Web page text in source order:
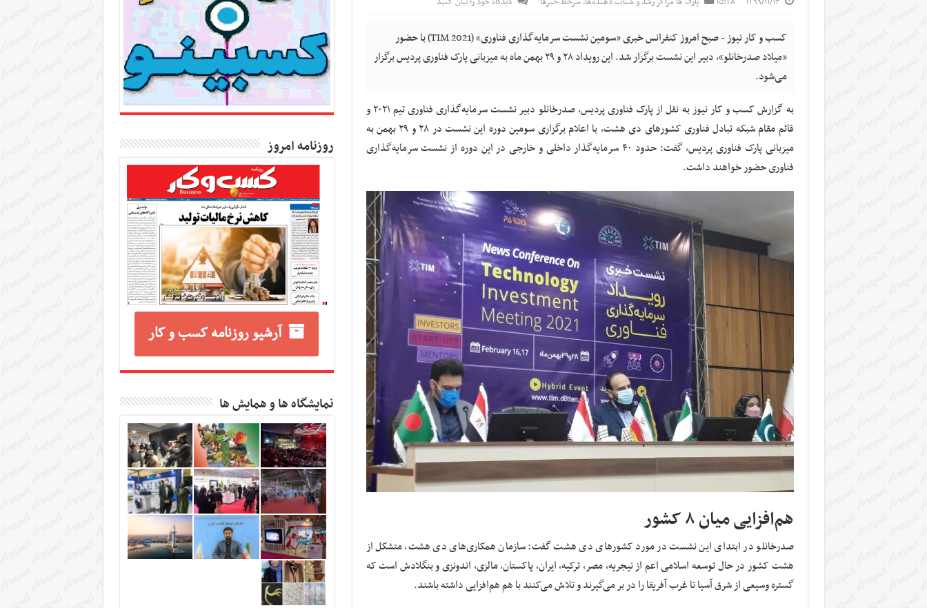
کسب و کار نیوز - صبح امروز کنفرانس خبری «سومین نشست سرمایه‌گذاری فناوری» (TIM 2021) با حضور
«میلاد صدرخانلو»، دبیر این نشست برگزار شد. این رویداد ۲۸ و ۲۹ بهمن ماه به میزبانی پارک فناوری پردیس برگزار
می‌شود.
به گزارش کسب و کار نیوز به نقل از پارک فناوری پردیس، صدرخانلو دبیر نشست سرمایه‌گذاری فناوری تیم ۲۰۲۱ و
قائم مقام شبکه تبادل فناوری کشورهای دی هشت، با اعلام برگزاری سومین دوره این نشست در ۲۸ و ۲۹ بهمن به
میزبانی پارک فناوری پردیس، گفت: حدود ۴۰ سرمایه‌گذار داخلی و خارجی در این دوره از نشست سرمایه‌گذاری
فناوری حضور خواهند داشت.
هم‌افزایی میان ۸ کشور
صدرخانلو در ابتدای این نشست در مورد کشورهای دی هشت گفت: سازمان همکاری‌های دی هشت، متشکل از
هشت کشور در حال توسعه اسلامی اعم از نیجریه، مصر، ترکیه، ایران، پاکستان، مالزی، اندونزی و بنگلادش است که
گستره وسیعی از شرق آسیا تا غرب آفریقا را در بر می‌گیرند و تلاش می‌کنند با هم هم‌افزایی داشته باشند.
روزنامه امروز
آرشیو روزنامه کسب و کار
نمایشگاه ها و همایش ها